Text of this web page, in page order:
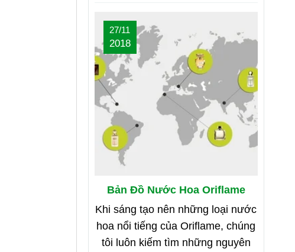
Bản Đồ Nước Hoa Oriflame
27/11
2018
Khi sáng tạo nên những loại nước
hoa nổi tiếng của Oriflame, chúng
tôi luôn kiếm tìm những nguyên